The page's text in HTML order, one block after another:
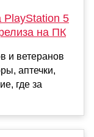
5
на ПК
и ветеранов
аптечки,
где за